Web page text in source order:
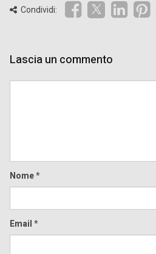
Condividi:
Lascia un commento
Nome*
Email*